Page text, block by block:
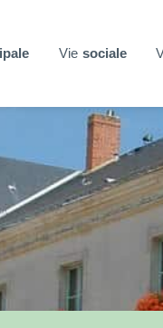
Vie sociale